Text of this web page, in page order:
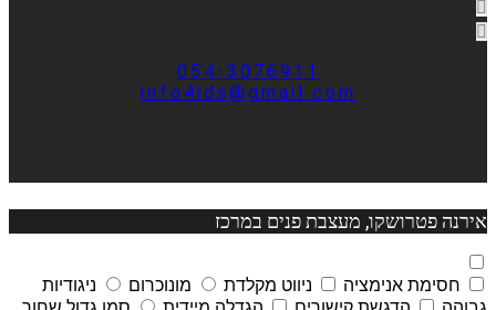
054-3076911
info4ids@gmail.com
אירנה פטרושקו, מעצבת פנים במרכז
חסימת אנימציה ניווט מקלדת מונוכרום
ניגודיות